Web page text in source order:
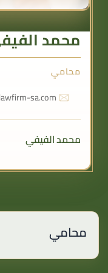
محمد
محامي
sa.com
محمد الفيفي
محامي